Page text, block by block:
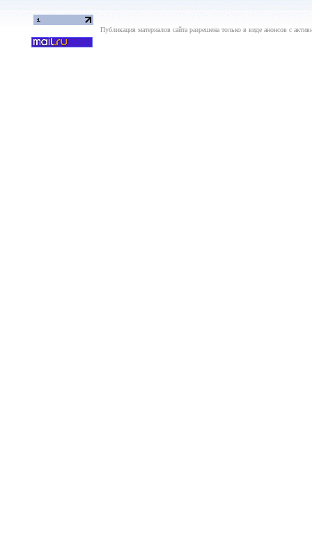
Публикация материалов сайта разрешена только в виде анонсов с